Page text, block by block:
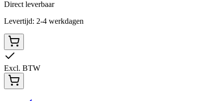
Direct leverbaar
Levertijd: 2-4 werkdagen
Excl. BTW